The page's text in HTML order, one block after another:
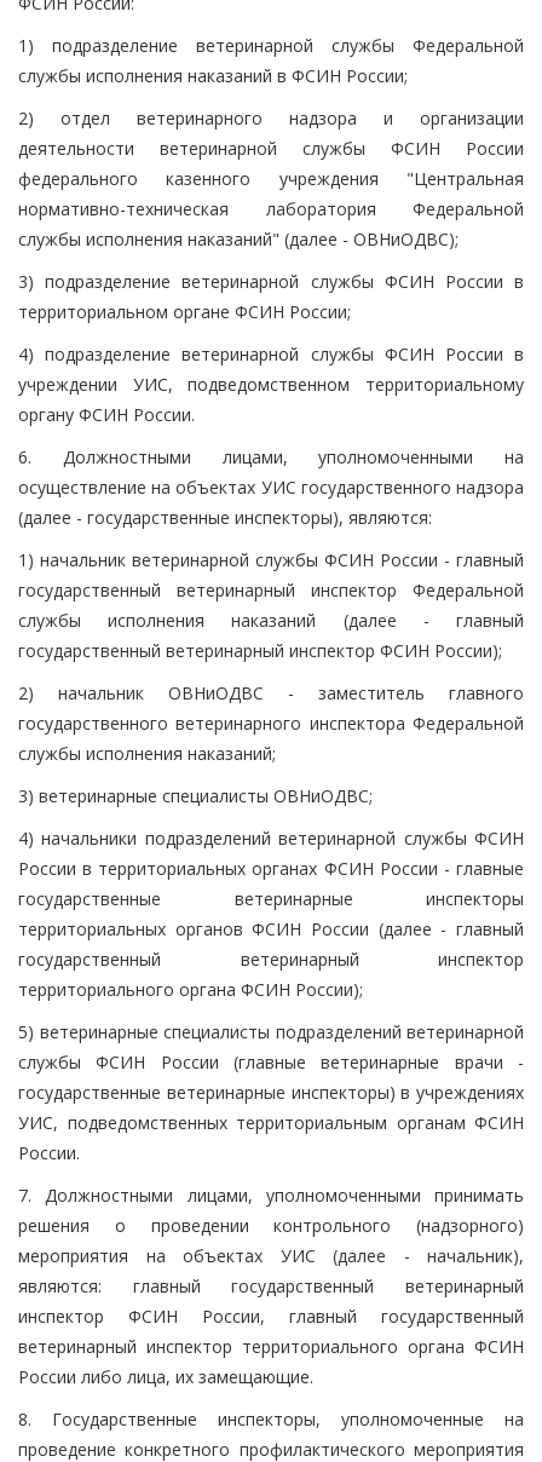
1) подразделение ветеринарной службы Федеральной
службы исполнения наказаний в ФСИН России;
2) отдел ветеринарного надзора и организации
деятельности ветеринарной службы ФСИН России
федерального казенного учреждения "Центральная
нормативно-техническая лаборатория Федеральной
службы исполнения наказаний" (далее - ОВНиОДВС);
3) подразделение ветеринарной службы ФСИН России в
территориальном органе ФСИН России;
4) подразделение ветеринарной службы ФСИН России в
учреждении УИС, подведомственном территориальному
органу ФСИН России.
6. Должностными лицами, уполномоченными на
осуществление на объектах УИС государственного надзора
(далее - государственные инспекторы), являются:
1) начальник ветеринарной службы ФСИН России - главный
государственный ветеринарный инспектор Федеральной
службы исполнения наказаний (далее - главный
государственный ветеринарный инспектор ФСИН России);
2) начальник ОВНиОДВС - заместитель главного
государственного ветеринарного инспектора Федеральной
службы исполнения наказаний;
3) ветеринарные специалисты ОВНиОДВС;
4) начальники подразделений ветеринарной службы ФСИН
России в территориальных органах ФСИН России - главные
государственные ветеринарные инспекторы
территориальных органов ФСИН России (далее - главный
государственный ветеринарный инспектор
территориального органа ФСИН России);
5) ветеринарные специалисты подразделений ветеринарной
службы ФСИН России (главные ветеринарные врачи -
государственные ветеринарные инспекторы) в учреждениях
УИС, подведомственных территориальным органам ФСИН
России.
7. Должностными лицами, уполномоченными принимать
решения о проведении контрольного (надзорного)
мероприятия на объектах УИС (далее - начальник),
являются: главный государственный ветеринарный
инспектор ФСИН России, главный государственный
ветеринарный инспектор территориального органа ФСИН
России либо лица, их замещающие.
8. Государственные инспекторы, уполномоченные на
проведение конкретного профилактического мероприятия